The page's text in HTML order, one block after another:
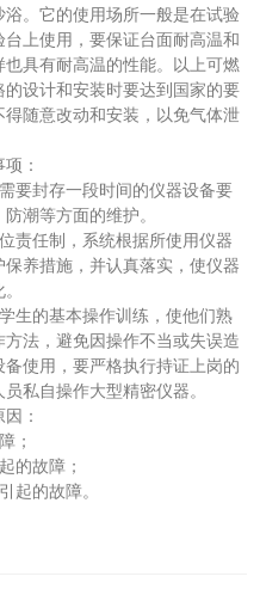
。它的使用场所一般是在试验
上使用，要保证台面耐高温和
具有耐高温的性能。以上可燃
设计和安装时要达到国家的要
随意改动和安装，以免气体泄
：
封存一段时间的仪器设备要
潮等方面的维护。
任制，系统根据所使用仪器
养措施，并认真落实，使仪器
的基本操作训练，使他们熟
法，避免因操作不当或失误造
使用，要严格执行持证上岗的
私自操作大型精密仪器。
：
；
的故障；
的故障。